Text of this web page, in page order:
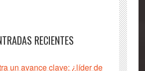
RECIENTES
un avance clave: ¿líder de